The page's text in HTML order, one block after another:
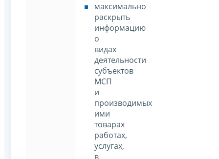
максимально
раскрыть
информацию
о
видах
деятельности
субъектов
МСП
и
производимых
ими
товарах
работах,
услугах,
в